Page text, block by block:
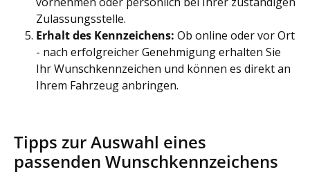
Zulassungsstelle.
Erhalt des Kennzeichens: Ob online oder vor Ort
- nach erfolgreicher Genehmigung erhalten Sie
Ihr Wunschkennzeichen und können es direkt an
Ihrem Fahrzeug anbringen.
Tipps zur Auswahl eines
passenden Wunschkennzeichens